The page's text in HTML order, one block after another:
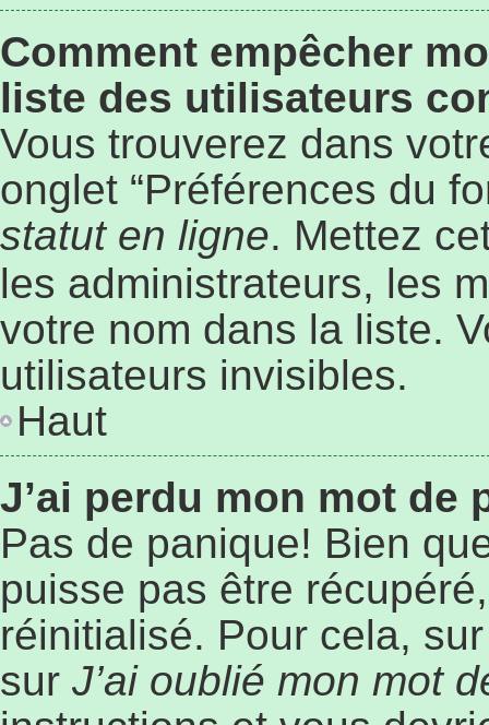
Comment empêcher
liste des utilisateurs
Vous trouverez dans
onglet “Préférences du
statut en ligne. Mettez
les administrateurs, les
votre nom dans la liste.
utilisateurs invisibles.
Haut
J’ai perdu mon mot de
Pas de panique! Bien
puisse pas être
réinitialisé. Pour cela,
sur J’ai oublié mon mot